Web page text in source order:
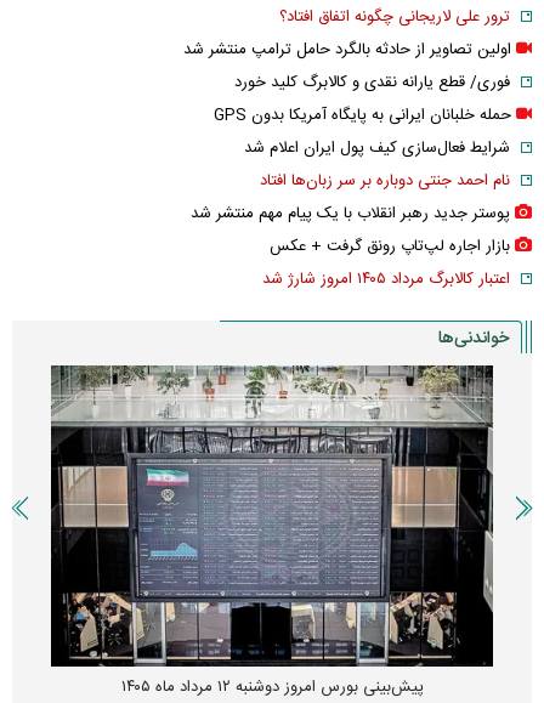
ترور علی لاریجانی چگونه اتفاق افتاد؟
اولین تصاویر از حادثه بالگرد حامل ترامپ منتشر شد
فوری/ قطع یارانه نقدی و کالابرگ کلید خورد
حمله خلبانان ایرانی به پایگاه آمریکا بدون GPS
شرایط فعال‌سازی کیف پول ایران اعلام شد
نام احمد جنتی دوباره بر سر زبان‌ها افتاد
پوستر جدید رهبر انقلاب با یک پیام مهم منتشر شد
بازار اجاره لپ‌تاپ رونق گرفت + عکس
اعتبار کالابرگ مرداد ۱۴۰۵ امروز شارژ شد
خواندنی‌ها
پیش‌بینی بورس امروز دوشنبه ۱۲ مرداد ماه ۱۴۰۵